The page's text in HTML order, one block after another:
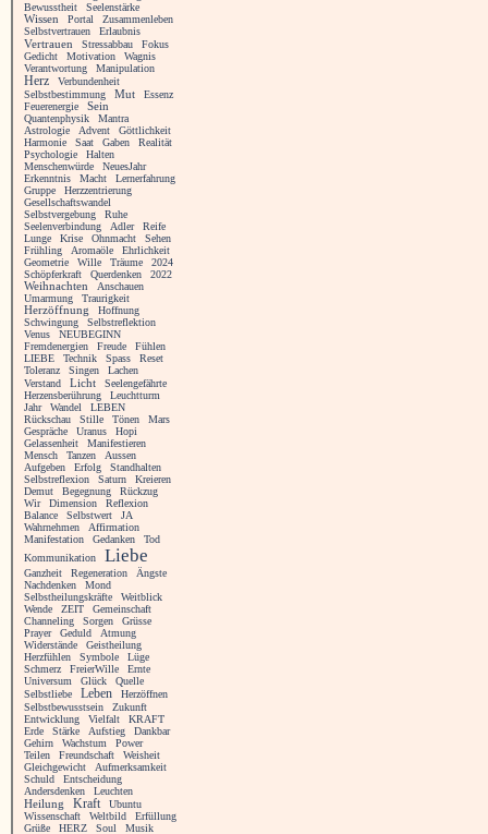
Bewusstheit
Seelenstärke
Wissen
Portal
Zusammenleben
Selbstvertrauen
Erlaubnis
Vertrauen Stressabbau
Fokus
Gedicht
Motivation
Wagnis
Verantwortung
Manipulation
Herz
Verbundenheit
Selbstbestimmung
Mut
Essenz
Feuerenergie
Sein
Quantenphysik
Mantra
Astrologie
Advent
Göttlichkeit
Harmonie
Saat Gaben
Realität
Psychologie
Halten
Menschenwürde
NeuesJahr
Erkenntnis
Macht
Lernerfahrung
Gruppe
Herzzentrierung
Gesellschaftswandel
Selbstvergebung
Ruhe
Seelenverbindung
Adler
Reife
Lunge
Krise Ohnmacht
Sehen
Frühling
Aromaöle
Ehrlichkeit
Geometrie
Wille Träume
2024
Schöpferkraft
Querdenken
2022
Weihnachten
Anschauen
Umarmung
Traurigkeit
Herzöffnung
Hoffnung
Schwingung
Selbstreflektion
Venus
NEUBEGINN
Fremdenergien
Freude
Fühlen
LIEBE
Technik Spass
Reset
Toleranz
Singen
Lachen
Verstand
Licht
Seelengefährte
Herzensberührung
Leuchtturm
Jahr
Wandel
LEBEN
Rückschau
Stille Tönen
Mars
Gespräche
Uranus
Hopi
Gelassenheit
Manifestieren
Mensch
Tanzen
Aussen
Aufgeben
Erfolg
Standhalten
Selbstreflexion
Saturn
Kreieren
Demut
Begegnung
Rückzug
Wir
Dimension
Reflexion
Balance
Selbstwert
JA
Wahrnehmen
Affirmation
Manifestation
Gedanken
Tod
Kommunikation
Liebe
Ganzheit Regeneration
Ängste
Nachdenken
Mond
Selbstheilungskräfte
Weitblick
Wende
ZEIT
Gemeinschaft
Channeling
Sorgen
Grüsse
Prayer
Geduld
Atmung
Widerstände
Geistheilung
Herzfühlen
Symbole
Lüge
Schmerz
FreierWille
Ernte
Universum
Glück
Quelle
Selbstliebe
Leben
Herzöffnen
Selbstbewusstsein
Zukunft
Entwicklung
Vielfalt
KRAFT
Erde
Stärke Aufstieg
Dankbar
Gehirn
Wachstum
Power
Teilen
Freundschaft
Weisheit
Gleichgewicht
Aufmerksamkeit
Schuld
Entscheidung
Andersdenken
Leuchten
Heilung Kraft
Ubuntu
Wissenschaft
Weltbild
Erfüllung
Grüße
HERZ Soul Musik